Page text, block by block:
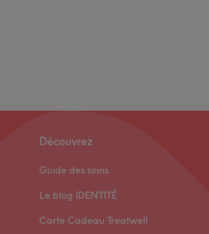
Découvrez
Guide des soins
Le blog IDENTITÉ
Carte Cadeau Treatwell